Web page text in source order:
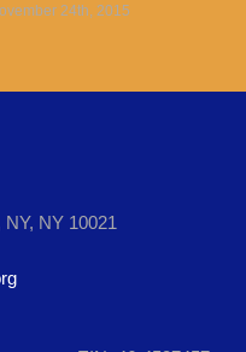
24th, 2015
NY 10021